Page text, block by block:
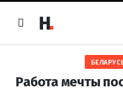
Работа мечты